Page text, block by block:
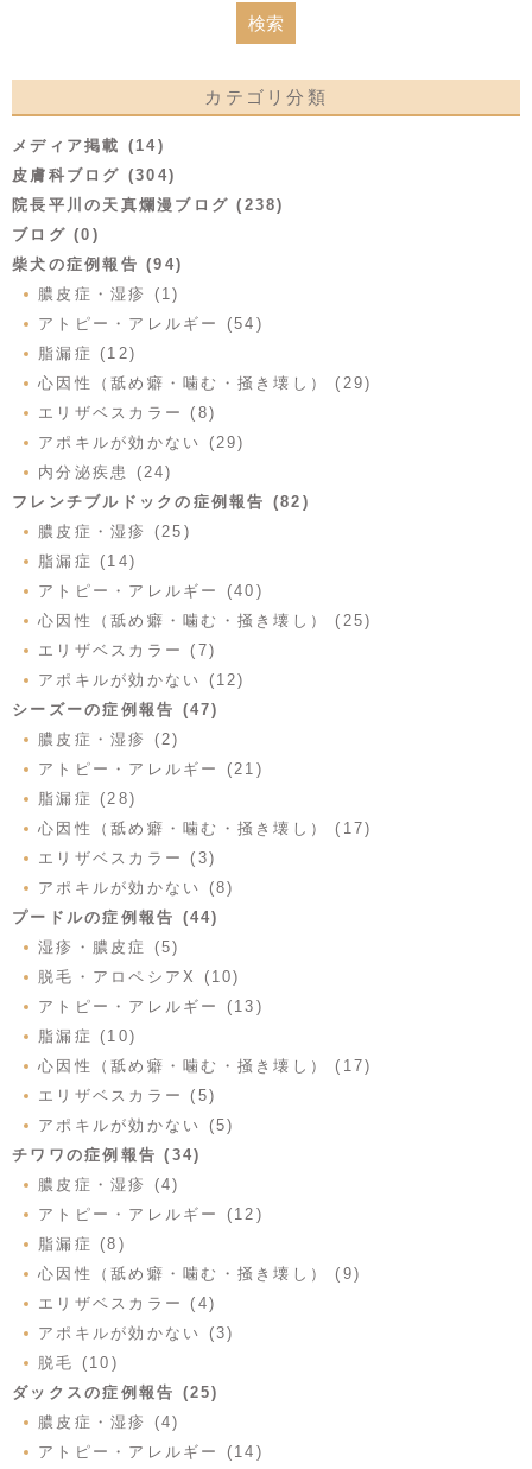
カテゴリ分類
メディア掲載 (14)
皮膚科ブログ (304)
院長平川の天真爛漫ブログ (238)
ブログ (0)
柴犬の症例報告 (94)
膿皮症・湿疹 (1)
アトピー・アレルギー (54)
脂漏症 (12)
心因性（舐め癖・噛む・掻き壊し） (29)
エリザベスカラー (8)
アポキルが効かない (29)
内分泌疾患 (24)
フレンチブルドックの症例報告 (82)
膿皮症・湿疹 (25)
脂漏症 (14)
アトピー・アレルギー (40)
心因性（舐め癖・噛む・掻き壊し） (25)
エリザベスカラー (7)
アポキルが効かない (12)
シーズーの症例報告 (47)
膿皮症・湿疹 (2)
アトピー・アレルギー (21)
脂漏症 (28)
心因性（舐め癖・噛む・掻き壊し） (17)
エリザベスカラー (3)
アポキルが効かない (8)
プードルの症例報告 (44)
湿疹・膿皮症 (5)
脱毛・アロペシアX (10)
アトピー・アレルギー (13)
脂漏症 (10)
心因性（舐め癖・噛む・掻き壊し） (17)
エリザベスカラー (5)
アポキルが効かない (5)
チワワの症例報告 (34)
膿皮症・湿疹 (4)
アトピー・アレルギー (12)
脂漏症 (8)
心因性（舐め癖・噛む・掻き壊し） (9)
エリザベスカラー (4)
アポキルが効かない (3)
脱毛 (10)
ダックスの症例報告 (25)
膿皮症・湿疹 (4)
アトピー・アレルギー (14)